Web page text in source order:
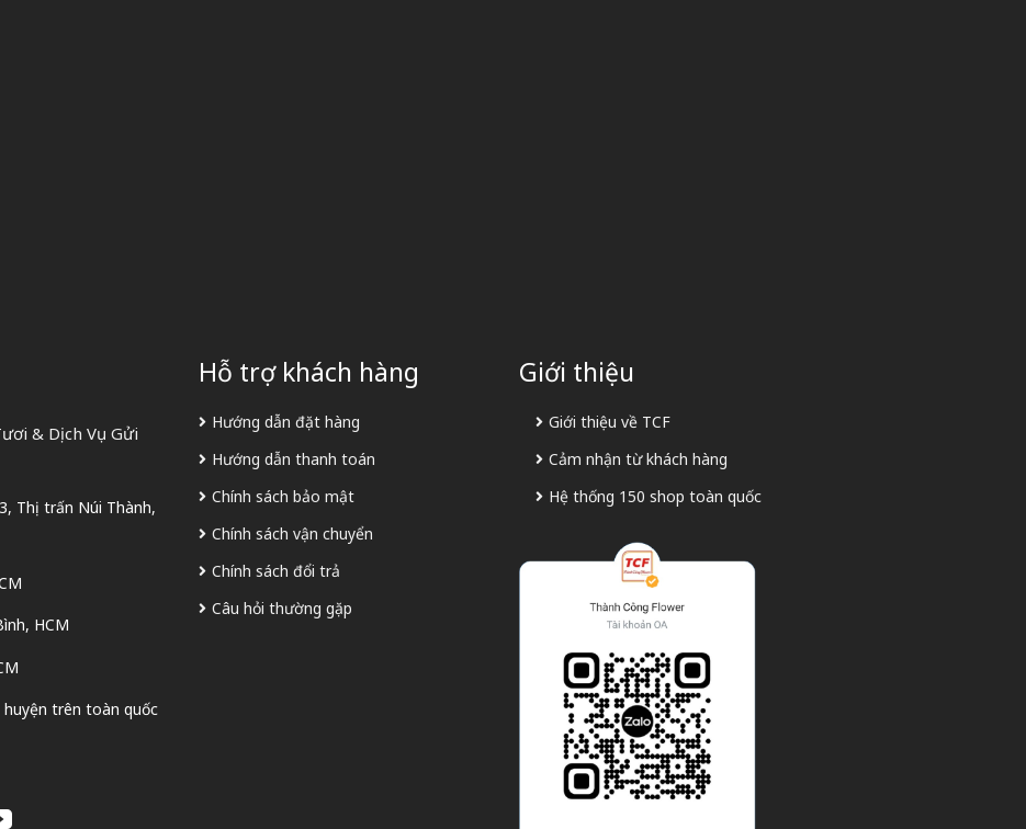
& Dịch Vụ Gửi
Thị trấn Núi Thành,
HCM
trên toàn quốc
Hỗ trợ khách hàng
Hướng dẫn đặt hàng
Hướng dẫn thanh toán
Chính sách bảo mật
Chính sách vận chuyển
Chính sách đổi trả
Câu hỏi thường gặp
Giới thiệu
Giới thiệu về TCF
Cảm nhận từ khách hàng
Hệ thống 150 shop toàn quốc